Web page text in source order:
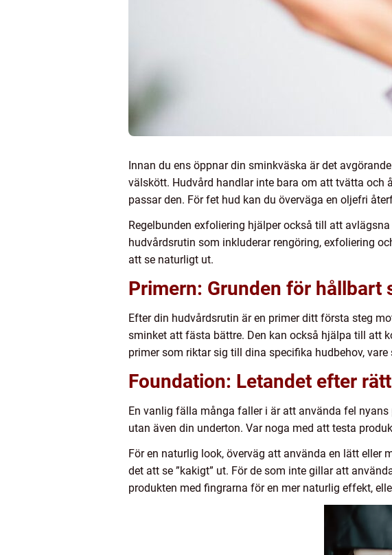
Innan du ens öppnar din sminkväska är det
välskött. Hudvård handlar inte bara om att tvätta och
passar den. För fet hud kan du överväga en oljefri
Regelbunden exfoliering hjälper också till att
hudvårdsrutin som inkluderar rengöring, exfoliering
att se naturligt ut.
Primern: Grunden för hållbart
Efter din hudvårdsrutin är en primer ditt första steg
sminket att fästa bättre. Den kan också hjälpa till att
primer som riktar sig till dina specifika hudbehov,
Foundation: Letandet efter
En vanlig fälla många faller i är att använda fel
utan även din underton. Var noga med att testa
För en naturlig look, överväg att använda en lätt
det att se ”kakigt” ut. För de som inte gillar att
produkten med fingrarna för en mer naturlig effekt,